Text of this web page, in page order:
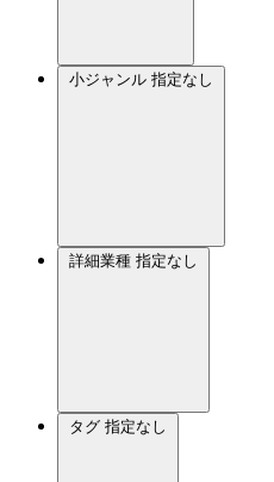
小ジャンル 指定なし
詳細業種 指定なし
タグ 指定なし